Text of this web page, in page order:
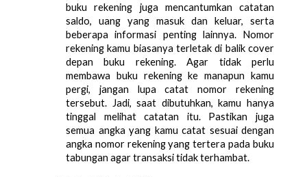
buku rekening juga mencantumkan catatan
saldo, uang yang masuk dan keluar, serta
beberapa informasi penting lainnya. Nomor
rekening kamu biasanya terletak di balik cover
depan buku rekening. Agar tidak perlu
membawa buku rekening ke manapun kamu
pergi, jangan lupa catat nomor rekening
tersebut. Jadi, saat dibutuhkan, kamu hanya
tinggal melihat catatan itu. Pastikan juga
semua angka yang kamu catat sesuai dengan
angka nomor rekening yang tertera pada buku
tabungan agar transaksi tidak terhambat.